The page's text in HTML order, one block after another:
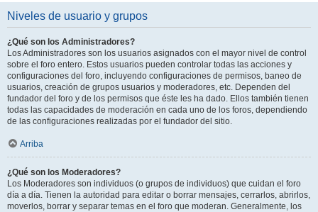
Niveles de usuario y grupos
¿Qué son los Administradores?
Los Administradores son los usuarios asignados con el mayor nivel de control
sobre el foro entero. Estos usuarios pueden controlar todas las acciones y
configuraciones del foro, incluyendo configuraciones de permisos, baneo de
usuarios, creación de grupos usuarios y moderadores, etc. Dependen del
fundador del foro y de los permisos que éste les ha dado. Ellos también tienen
todas las capacidades de moderación en cada uno de los foros, dependiendo
de las configuraciones realizadas por el fundador del sitio.
Arriba
¿Qué son los Moderadores?
Los Moderadores son individuos (o grupos de individuos) que cuidan el foro
día a día. Tienen la autoridad para editar o borrar mensajes, cerrarlos, abrirlos,
moverlos, borrar y separar temas en el foro que moderan. Generalmente, los